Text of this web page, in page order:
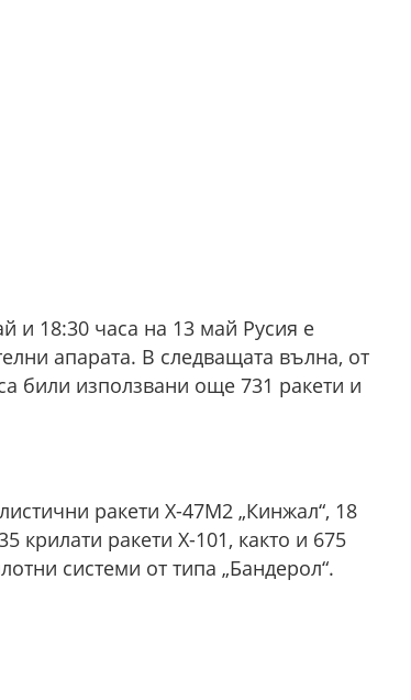
и 18:30 часа на 13 май Русия е
апарата. В следващата вълна, от
били използвани още 731 ракети и
ракети Х-47М2 „Кинжал“, 18
крилати ракети Х-101, както и 675
системи от типа „Бандерол“.